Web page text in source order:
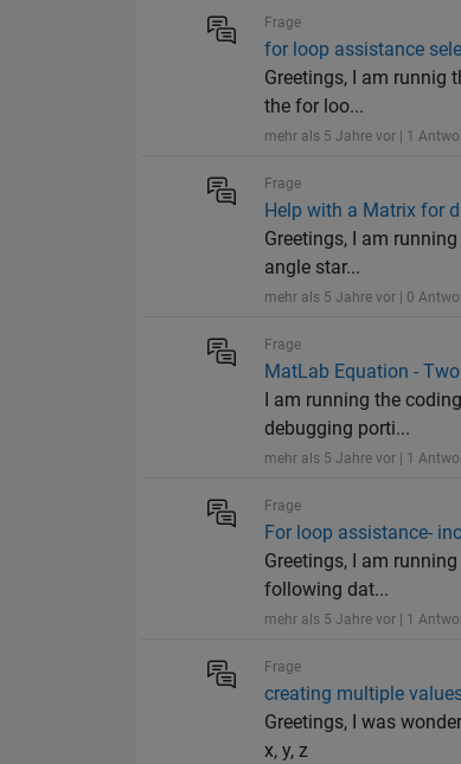
Frage
for loop assistance
Greetings, I am runnig
the for loo...
mehr als 5 Jahre vor | 1
Frage
Help with a Matrix for
Greetings, I am
angle star...
mehr als 5 Jahre vor | 0
Frage
MatLab Equation -
I am running the
debugging porti...
mehr als 5 Jahre vor | 1
Frage
For loop assistance-
Greetings, I am
following dat...
mehr als 5 Jahre vor | 1
Frage
creating multiple
Greetings, I was
x, y, z